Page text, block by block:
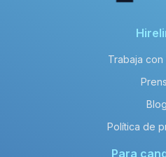
Trabaja
Blog
Política de
Para